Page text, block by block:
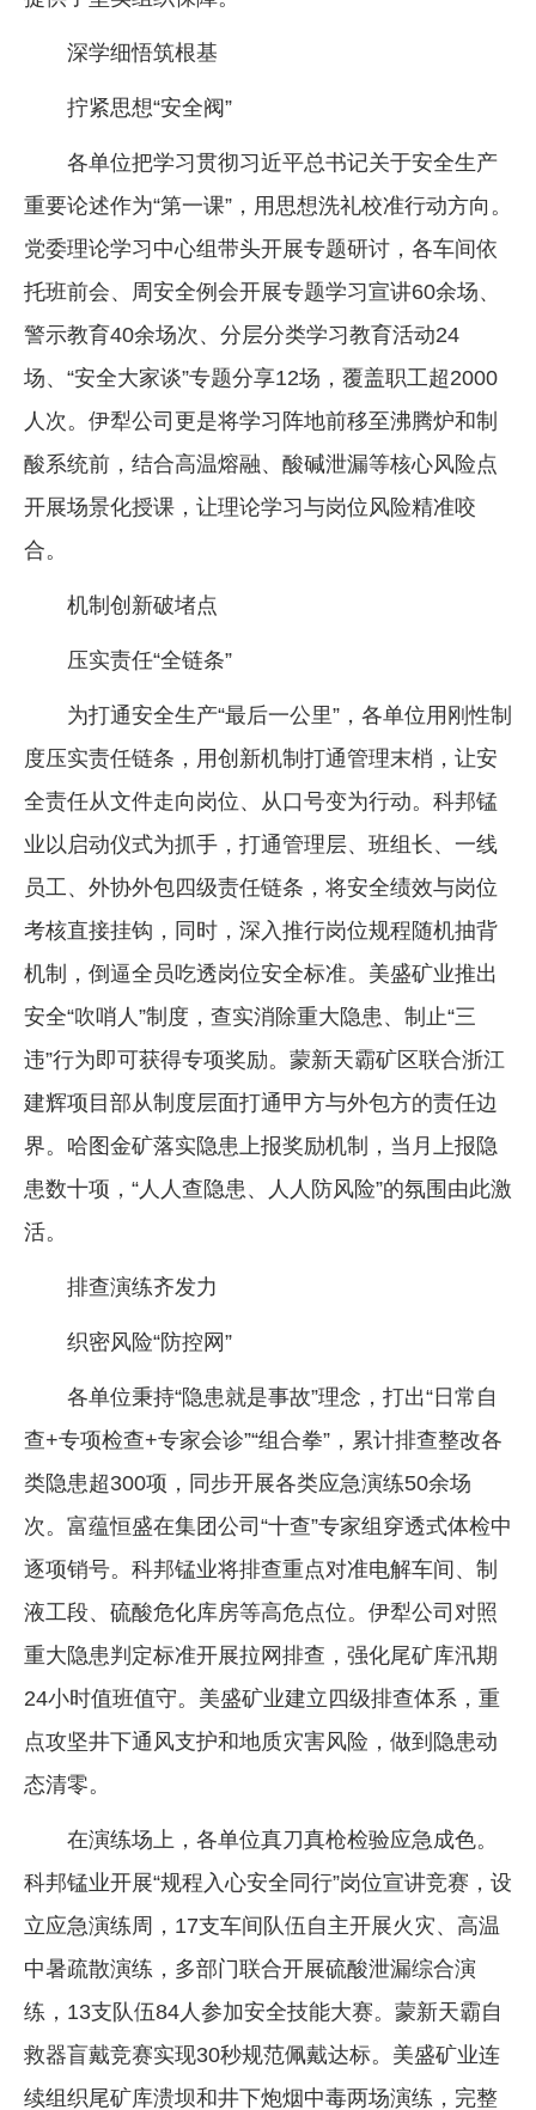
深学细悟筑根基
拧紧思想“安全阀”
各单位把学习贯彻习近平总书记关于安全生产
重要论述作为“第一课”，用思想洗礼校准行动方向。
党委理论学习中心组带头开展专题研讨，各车间依
托班前会、周安全例会开展专题学习宣讲60余场、
警示教育40余场次、分层分类学习教育活动24
场、“安全大家谈”专题分享12场，覆盖职工超2000
人次。伊犁公司更是将学习阵地前移至沸腾炉和制
酸系统前，结合高温熔融、酸碱泄漏等核心风险点
开展场景化授课，让理论学习与岗位风险精准咬
合。
机制创新破堵点
压实责任“全链条”
为打通安全生产“最后一公里”，各单位用刚性制
度压实责任链条，用创新机制打通管理末梢，让安
全责任从文件走向岗位、从口号变为行动。科邦锰
业以启动仪式为抓手，打通管理层、班组长、一线
员工、外协外包四级责任链条，将安全绩效与岗位
考核直接挂钩，同时，深入推行岗位规程随机抽背
机制，倒逼全员吃透岗位安全标准。美盛矿业推出
安全“吹哨人”制度，查实消除重大隐患、制止“三
违”行为即可获得专项奖励。蒙新天霸矿区联合浙江
建辉项目部从制度层面打通甲方与外包方的责任边
界。哈图金矿落实隐患上报奖励机制，当月上报隐
患数十项，“人人查隐患、人人防风险”的氛围由此激
活。
排查演练齐发力
织密风险“防控网”
各单位秉持“隐患就是事故”理念，打出“日常自
查+专项检查+专家会诊”“组合拳”，累计排查整改各
类隐患超300项，同步开展各类应急演练50余场
次。富蕴恒盛在集团公司“十查”专家组穿透式体检中
逐项销号。科邦锰业将排查重点对准电解车间、制
液工段、硫酸危化库房等高危点位。伊犁公司对照
重大隐患判定标准开展拉网排查，强化尾矿库汛期
24小时值班值守。美盛矿业建立四级排查体系，重
点攻坚井下通风支护和地质灾害风险，做到隐患动
态清零。
在演练场上，各单位真刀真枪检验应急成色。
科邦锰业开展“规程入心安全同行”岗位宣讲竞赛，设
立应急演练周，17支车间队伍自主开展火灾、高温
中暑疏散演练，多部门联合开展硫酸泄漏综合演
练，13支队伍84人参加安全技能大赛。蒙新天霸自
救器盲戴竞赛实现30秒规范佩戴达标。美盛矿业连
续组织尾矿库溃坝和井下炮烟中毒两场演练，完整